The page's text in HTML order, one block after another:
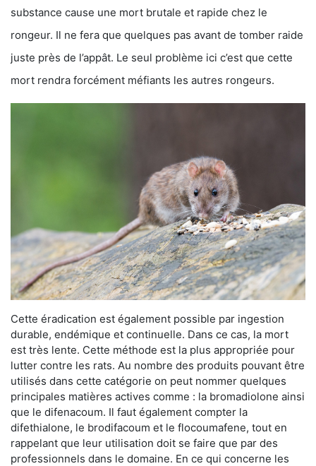
substance cause une mort brutale et rapide chez le
rongeur. Il ne fera que quelques pas avant de tomber raide
juste près de l’appât. Le seul problème ici c’est que cette
mort rendra forcément méfiants les autres rongeurs.
Cette éradication est également possible par ingestion
durable, endémique et continuelle. Dans ce cas, la mort
est très lente. Cette méthode est la plus appropriée pour
lutter contre les rats. Au nombre des produits pouvant être
utilisés dans cette catégorie on peut nommer quelques
principales matières actives comme : la bromadiolone ainsi
que le difenacoum. Il faut également compter la
difethialone, le brodifacoum et le flocoumafene, tout en
rappelant que leur utilisation doit se faire que par des
professionnels dans le domaine. En ce qui concerne les